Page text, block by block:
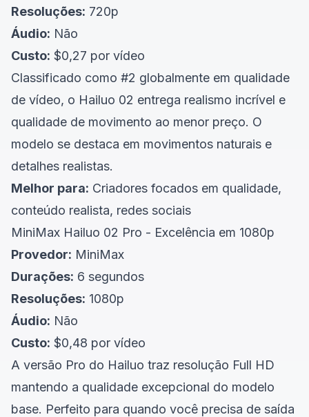
Resoluções: 720p
Áudio: Não
Custo: $0,27 por vídeo
Classificado como #2 globalmente em qualidade
de vídeo, o Hailuo 02 entrega realismo incrível e
qualidade de movimento ao menor preço. O
modelo se destaca em movimentos naturais e
detalhes realistas.
Melhor para: Criadores focados em qualidade,
conteúdo realista, redes sociais
MiniMax Hailuo 02 Pro - Excelência em 1080p
Provedor: MiniMax
Durações: 6 segundos
Resoluções: 1080p
Áudio: Não
Custo: $0,48 por vídeo
A versão Pro do Hailuo traz resolução Full HD
mantendo a qualidade excepcional do modelo
base. Perfeito para quando você precisa de saída